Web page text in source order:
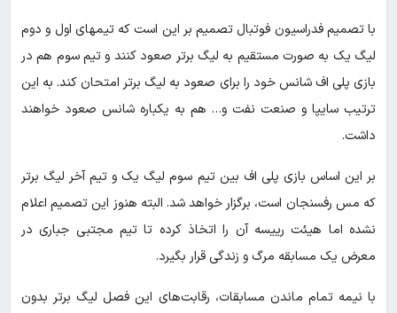
با تصمیم فدراسیون فوتبال تصمیم بر این است که تیمهای اول و دوم
لیگ یک به صورت مستقیم به لیگ برتر صعود کنند و تیم سوم هم در
بازی پلی اف شانس خود را برای صعود به لیگ برتر امتحان کند. به این
ترتیب سایپا و صنعت نفت و… هم به یکباره شانس صعود خواهند
داشت.
بر این اساس بازی پلی اف بین تیم سوم لیگ یک و تیم آخر لیگ برتر
که مس رفسنجان است، برگزار خواهد شد. البته هنوز این تصمیم اعلام
نشده اما هیئت رییسه آن را اتخاذ کرده تا تیم مجتبی جباری در
معرض یک مسابقه مرگ و زندگی قرار بگیرد.
با نیمه تمام ماندن مسابقات، رقابت‌های این فصل لیگ برتر بدون